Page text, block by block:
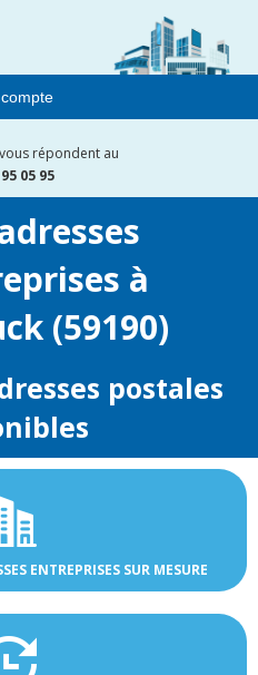
répondent au
05 95
à
(59190)
postales
ENTREPRISES SUR MESURE